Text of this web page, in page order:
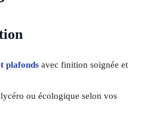
plafondsavec finition soignée et
ou écologique selon vos